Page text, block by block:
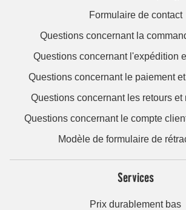
Formulaire de contact
Questions concernant la
Questions concernant l'expédition
Questions concernant le paiement
Questions concernant les retours et
Questions concernant le compte
Modèle de formulaire de
Services
Prix durablement bas